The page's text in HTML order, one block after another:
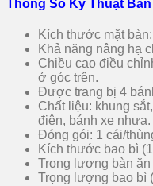
Thông Số Kỹ Thuật
Kích thước mặt
Khả năng nâng hạ
Chiều cao điều
ở góc trên.
Được trang bị 4
Chất liệu: khung
điện, bánh xe nhựa.
Đóng gói: 1 cái/
Kích thước bao bì
Trọng lượng bàn ăn
Trọng lượng bao bì